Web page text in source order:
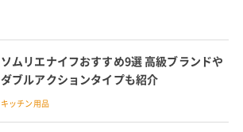
ソムリエナイフおすすめ9選 高級ブランドや
ダブルアクションタイプも紹介
キッチン用品